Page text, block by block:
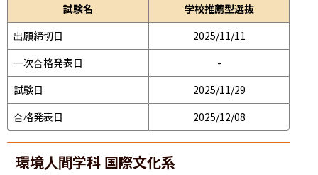
試験名
学校推薦型選抜
出願締切日
2025/11/11
一次合格発表日
-
試験日
2025/11/29
合格発表日
2025/12/08
環境人間学科 国際文化系